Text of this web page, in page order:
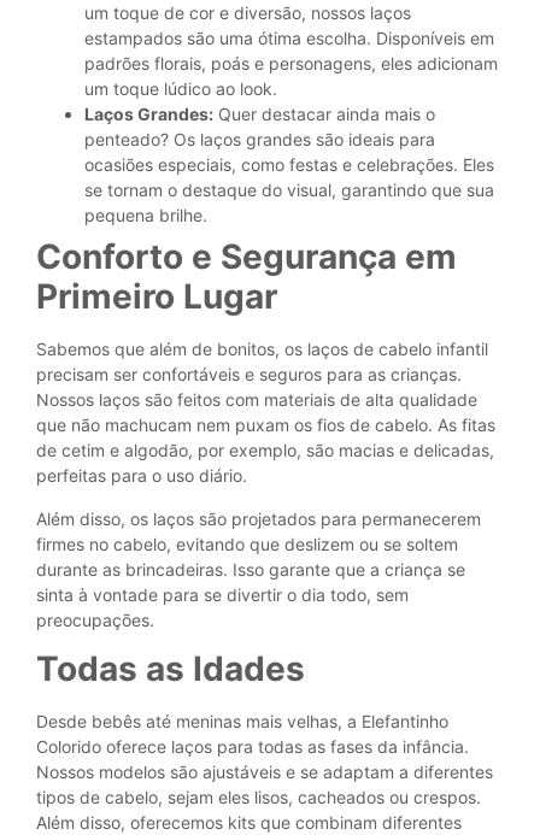
um toque de cor e diversão, nossos laços
estampados são uma ótima escolha. Disponíveis em
padrões florais, poás e personagens, eles adicionam
um toque lúdico ao look.
Laços Grandes: Quer destacar ainda mais o
penteado? Os laços grandes são ideais para
ocasiões especiais, como festas e celebrações. Eles
se tornam o destaque do visual, garantindo que sua
pequena brilhe.
Conforto e Segurança em
Primeiro Lugar
Sabemos que além de bonitos, os laços de cabelo infantil
precisam ser confortáveis e seguros para as crianças.
Nossos laços são feitos com materiais de alta qualidade
que não machucam nem puxam os fios de cabelo. As fitas
de cetim e algodão, por exemplo, são macias e delicadas,
perfeitas para o uso diário.
Além disso, os laços são projetados para permanecerem
firmes no cabelo, evitando que deslizem ou se soltem
durante as brincadeiras. Isso garante que a criança se
sinta à vontade para se divertir o dia todo, sem
preocupações.
Todas as Idades
Desde bebês até meninas mais velhas, a Elefantinho
Colorido oferece laços para todas as fases da infância.
Nossos modelos são ajustáveis e se adaptam a diferentes
tipos de cabelo, sejam eles lisos, cacheados ou crespos.
Além disso, oferecemos kits que combinam diferentes